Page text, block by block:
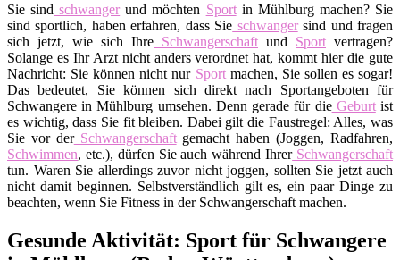
Sie sind schwangerund möchten Sportin Mühlburg machen? Sie
sind sportlich, haben erfahren, dass Sie schwangersind und fragen
sich jetzt, wie sich Ihre Schwangerschaft und Sport vertragen?
Solange es Ihr Arzt nicht anders verordnet hat, kommt hier die gute
Nachricht: Sie können nicht nur Sportmachen, Sie sollen es sogar!
Das bedeutet, Sie können sich direkt nach Sportangeboten für
Schwangere in Mühlburg umsehen. Denn gerade für dieGeburtist
es wichtig, dass Sie fit bleiben. Dabei gilt die Faustregel: Alles, was
Sie vor derSchwangerschaftgemacht haben (Joggen, Radfahren,
Schwimmen, etc.), dürfen Sie auch während IhrerSchwangerschaft
tun. Waren Sie allerdings zuvor nicht joggen, sollten Sie jetzt auch
nicht damit beginnen. Selbstverständlich gilt es, ein paar Dinge zu
beachten, wenn Sie Fitness in der Schwangerschaft machen.
Gesunde Aktivität: Sport für Schwangere